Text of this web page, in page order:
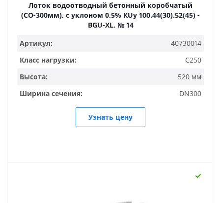
Лоток водоотводный бетонный коробчатый
(СО-300мм), с уклоном 0,5% КUу 100.44(30).52(45) -
BGU-XL, № 14
Артикул:
40730014
Класс нагрузки:
C250
Высота:
520 мм
Ширина сечения:
DN300
Узнать цену